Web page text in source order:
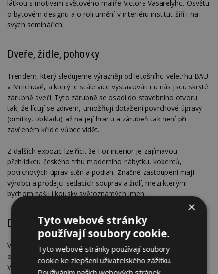
látkou s motivem světového malíře Victora Vasarelyho. Osvětu
o bytovém designu a o roli umění v interiéru institut šíří i na
svých seminářích.
Dveře, židle, pohovky
Trendem, který sledujeme výrazněji od letošního veletrhu BAU
v Mnichově, a který je stále více vystavován i u nás jsou skryté
zárubně dveří. Tyto zárubně se osadí do stavebního otvoru
tak, že lícují se zdivem, umožňují dotažení povrchové úpravy
(omítky, obkladu) až na její hranu a zárubeň tak není při
zavřeném křídle vůbec vidět.
Z dalších expozic lze říci, že For interior je zajímavou
přehlídkou českého trhu moderního nábytku, koberců,
povrchových úprav stěn a podlah. Značné zastoupení mají
výrobci a prodejci sedacích souprav a židlí, mezi kterými
bychom našli i kousky světoznámých jmen.
Doprovodný program
V rámci zaměření našeho portálu jsme se zajímali
o doprovodný program veletrhu zabývající se interiérérem.
V pátek se koná konference Trendy interiéru v zahraničí
×
Tyto webové stránky
používají soubory cookie.
Tyto webové stránky používají soubory
cookie ke zlepšení uživatelského zážitku.
Používáním našich webových stránek